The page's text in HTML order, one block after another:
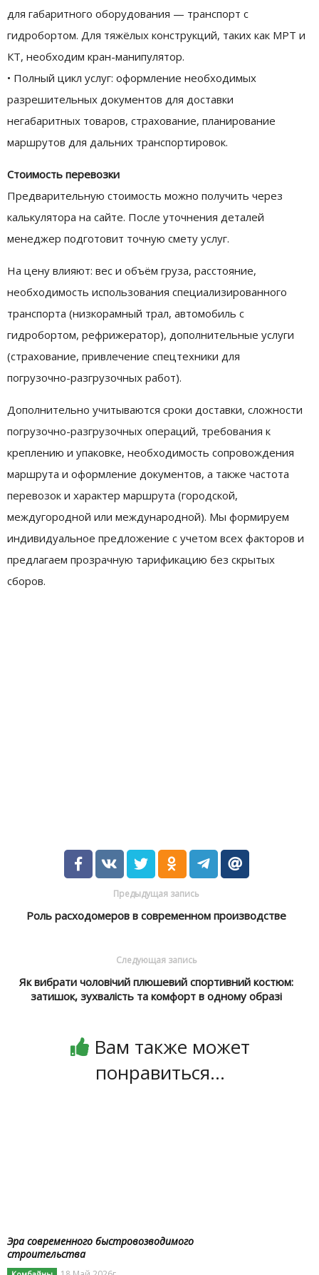
для габаритного оборудования — транспорт с
гидробортом. Для тяжёлых конструкций, таких как МРТ и
КТ, необходим кран-манипулятор.
• Полный цикл услуг: оформление необходимых
разрешительных документов для доставки
негабаритных товаров, страхование, планирование
маршрутов для дальних транспортировок.
Стоимость перевозки
Предварительную стоимость можно получить через
калькулятора на сайте. После уточнения деталей
менеджер подготовит точную смету услуг.
На цену влияют: вес и объём груза, расстояние,
необходимость использования специализированного
транспорта (низкорамный трал, автомобиль с
гидробортом, рефрижератор), дополнительные услуги
(страхование, привлечение спецтехники для
погрузочно-разгрузочных работ).
Дополнительно учитываются сроки доставки, сложности
погрузочно-разгрузочных операций, требования к
креплению и упаковке, необходимость сопровождения
маршрута и оформление документов, а также частота
перевозок и характер маршрута (городской,
междугородной или международной). Мы формируем
индивидуальное предложение с учетом всех факторов и
предлагаем прозрачную тарификацию без скрытых
сборов.
Предыдущая запись
Роль расходомеров в современном производстве
Следующая запись
Як вибрати чоловічий плюшевий спортивний костюм:
затишок, зухвалість та комфорт в одному образі
Вам также может
понравиться...
Эра современного быстровозводимого
строительства